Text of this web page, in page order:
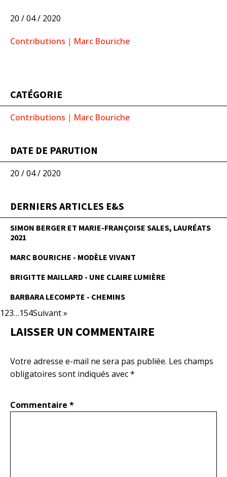
20 / 04 / 2020
Contributions | Marc Bouriche
CATÉGORIE
Contributions | Marc Bouriche
DATE DE PARUTION
20 / 04 / 2020
DERNIERS ARTICLES E&S
SIMON BERGER ET MARIE-FRANÇOISE SALES, LAURÉATS
2021
MARC BOURICHE - MODÈLE VIVANT
BRIGITTE MAILLARD - UNE CLAIRE LUMIÈRE
BARBARA LECOMPTE - CHEMINS
123…154Suivant »
LAISSER UN COMMENTAIRE
Votre adresse e-mail ne sera pas publiée. Les champs
obligatoires sont indiqués avec*
Commentaire *